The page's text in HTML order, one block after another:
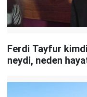
Ferdi Tayfur
neydi, neden